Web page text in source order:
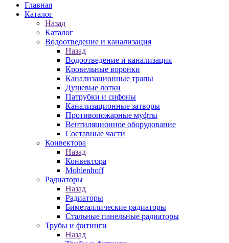
Главная
Каталог
Назад
Каталог
Водоотведение и канализация
Назад
Водоотведение и канализация
Кровельные воронки
Канализационные трапы
Душевые лотки
Патрубки и сифоны
Канализационные затворы
Противопожарные муфты
Вентиляционное оборудование
Составные части
Конвектора
Назад
Конвектора
Mohlenhoff
Радиаторы
Назад
Радиаторы
Биметаллические радиаторы
Стальные панельные радиаторы
Трубы и фитинги
Назад